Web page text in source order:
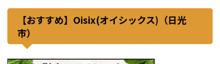
【おすすめ】Oisix(オイシックス)（日光
市）